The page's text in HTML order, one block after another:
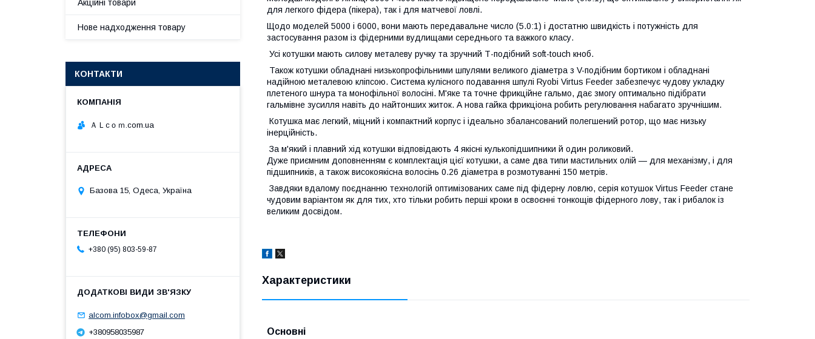
для легкого фідера (пікера), так і для матчевої ловлі.
Щодо моделей 5000 і 6000, вони мають передавальне число (5.0:1) і достатню швидкість і потужність для
застосування разом із фідерними вудлищами середнього та важкого класу.
Усі котушки мають силову металеву ручку та зручний Т-подібний soft-touch кноб.
Також котушки обладнані низькопрофільними шпулями великого діаметра з V-подібним бортиком і обладнані
надійною металевою кліпсою. Система кулісного подавання шпулі Ryobi Virtus Feeder забезпечує чудову укладку
плетеного шнура та монофільної волосіні. М'яке та точне фрикційне гальмо, дає змогу оптимально підібрати
гальмівне зусилля навіть до найтонших житок. А нова гайка фрикціона робить регулювання набагато зручнішим.
Котушка має легкий, міцний і компактний корпус і ідеально збалансований полегшений ротор, що має низьку
інерційність.
За м'який і плавний хід котушки відповідають 4 якісні кулькопідшипники й один роликовий.
Дуже приємним доповненням є комплектація цієї котушки, а саме два типи мастильних олій — для механізму, і для
підшипників, а також високоякісна волосінь 0.26 діаметра в розмотуванні 150 метрів.
Завдяки вдалому поєднанню технологій оптимізованих саме під фідерну ловлю, серія котушок Virtus Feeder стане
чудовим варіантом як для тих, хто тільки робить перші кроки в освоєнні тонкощів фідерного лову, так і рибалок із
великим досвідом.
Характеристики
Основні
Акційні товари
Нове надходження товару
КОНТАКТИ
ＡＬcｏｍ.com.ua
Базова 15, Одеса, Україна
+380 (95) 803-59-87
alcom.infobox@gmail.com
+380958035987